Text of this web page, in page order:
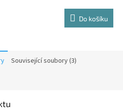
Do košíku
Související soubory (3)